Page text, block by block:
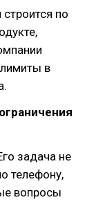
по
в
задача не
телефону,
вопросы